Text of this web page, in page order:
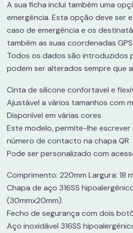
A sua ficha inclui também uma
emergência. Esta opção deve ser
caso de emergência e os
também as suas coordenadas GPS.
Todos os dados são introduzidos
podem ser alterados sempre que
Cinta de silicone confortavel e
Ajustável a vários tamanhos com
Disponível em várias cores
Este modelo, permite-lhe escrever
número de contacto na chapa QR
Pode ser personalizado com
Comprimento: 220mm Largura: 18
Chapa de aço 316SS
(30mmx20mm).
Fecho de segurança com dois
Aço inoxidável 316SS